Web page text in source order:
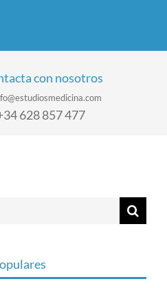
con nosotros
628 857 477